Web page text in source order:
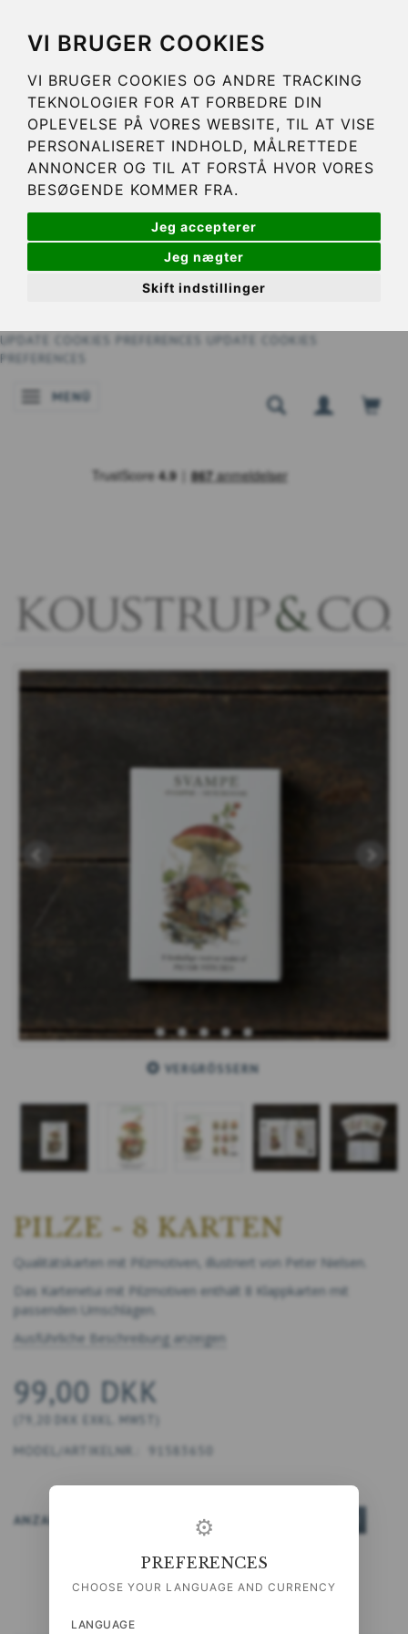
VI BRUGER COOKIES
VI BRUGER COOKIES OG ANDRE TRACKING
TEKNOLOGIER FOR AT FORBEDRE DIN
OPLEVELSE PÅ VORES WEBSITE, TIL AT VISE
PERSONALISERET INDHOLD, MÅLRETTEDE
ANNONCER OG TIL AT FORSTÅ HVOR VORES
BESØGENDE KOMMER FRA.
Jeg accepterer
Jeg nægter
Skift indstillinger
UPDATE COOKIES PREFERENCES
UPDATE COOKIES
PREFERENCES
ANZEIGE ÄNDERN
MENÜ
VERGRÖSSERN
PILZE - 8 KARTEN
Qualitätskarten mit Pilzmotiven, illustriert von Peter Nielsen.
Das Kartenetui mit Pilzmotiven enthält 8 Klappkarten mit
passenden Umschlägen.
Ausführliche Beschreibung anzeigen
99,00 DKK
79,20 DKK EXKL. MWST
MODEL/ARTIKELNR.: 91583650
ANZAHL ⚙
PREFERENCES
CHOOSE YOUR LANGUAGE AND CURRENCY
LANGUAGE